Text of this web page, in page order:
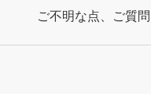
ご不明な点、ご質